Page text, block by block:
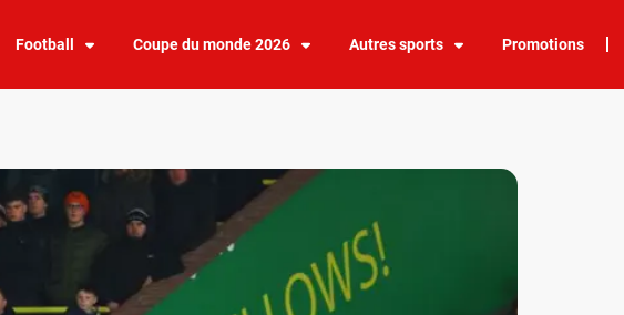
Football Coupe du monde 2026 Autres sports Promotions